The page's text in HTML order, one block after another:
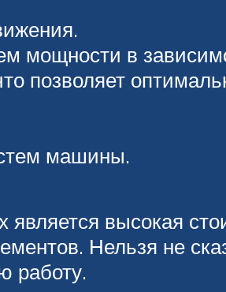
мощности в
позволяет
машины.
высокая
Нельзя не
работу.